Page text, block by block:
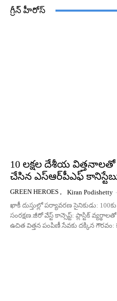
గ్రీన్ హీరోస్
10 లక్షల దేశీయ విత్తనాలతో
చేసిన ఎస్ఆర్‌పీఎఫ్
GREEN HEROES , Kiran Podishetty -
ఖాకీ దుస్తుల్లో పర్యావరణ సైనికుడు:
సంరక్షణ.జీరో వేస్ట్ కాన్సెప్ట్: ప్లాస్టిక్
ఉచిత విత్తన పంపిణీ.సేవకు దక్కిన గౌరవం: